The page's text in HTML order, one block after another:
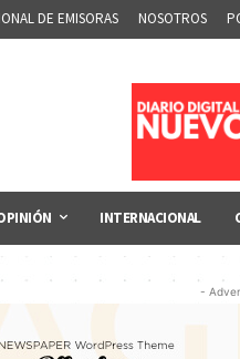
DE EMISORAS NOSOTROS
INTERNACIONAL
-